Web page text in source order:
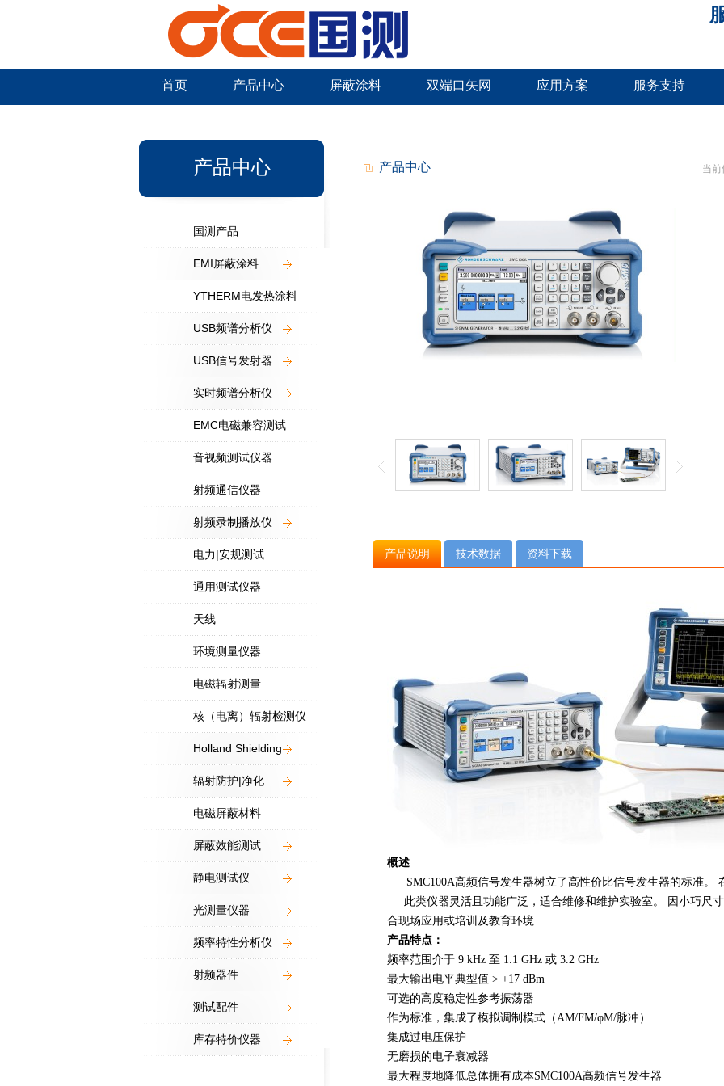
首页 产品中心 屏蔽涂料 双端口矢网 应用方案 服务支持
产品中心
国测产品
EMI屏蔽涂料
YTHERM电发热涂料
USB频谱分析仪
USB信号发射器
实时频谱分析仪
EMC电磁兼容测试
音视频测试仪器
射频通信仪器
射频录制播放仪
电力|安规测试
通用测试仪器
天线
环境测量仪器
电磁辐射测量
核（电离）辐射检测仪
Holland Shielding
辐射防护|净化
电磁屏蔽材料
屏蔽效能测试
静电测试仪
光测量仪器
频率特性分析仪
射频器件
测试配件
库存特价仪器
当前
产品中心
产品说明 技术数据 资料下载
概述
SMC100A高频信号发生器树立了高性价比信号发生器的标准。
此类仪器 灵活且功能广泛，适合维修和维护实验室。 因小巧尺
合现场应用或培训及教育环境
产品特点：
频率范围介于 9 kHz 至 1.1 GHz 或 3.2 GHz
最大输出电平典型值 > +17 dBm
可选的高度稳定性参考振荡器
作为标准，集成了模拟调制模式（AM/FM/φM/脉冲）
集成过电压保护
无磨损的电子衰减器
最大程度地降低总体拥有成本SMC100A高频信号发生器